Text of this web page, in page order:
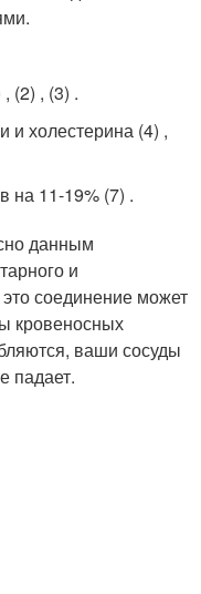
(2) , (3) .
и холестерина (4) ,
на 11-19% (7) .
данным
и
соединение может
кровеносных
ваши сосуды
падает.